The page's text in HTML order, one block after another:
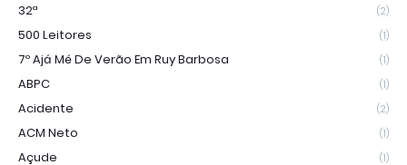
32ª (2)
500 Leitores (1)
7º Ajá Mé De Verão Em Ruy Barbosa (1)
ABPC (1)
Acidente (2)
ACM Neto (1)
Açude (1)